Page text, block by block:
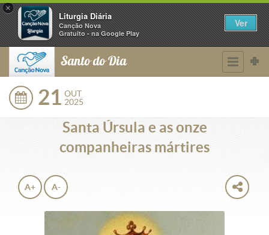
×
Liturgia Diária
Canção Nova
Gratuito - na Google Play
Ver
Santo do Dia
21 OUT
2025
Santa Úrsula e as onze
companheiras mártires
A+ A-